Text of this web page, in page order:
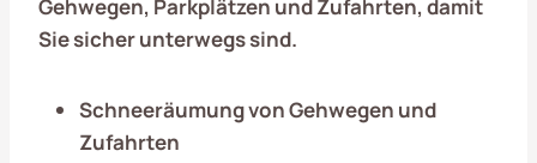
Gehwegen, Parkplätzen und Zufahrten, damit
Sie sicher unterwegs sind.
Schneeräumung von Gehwegen und
Zufahrten